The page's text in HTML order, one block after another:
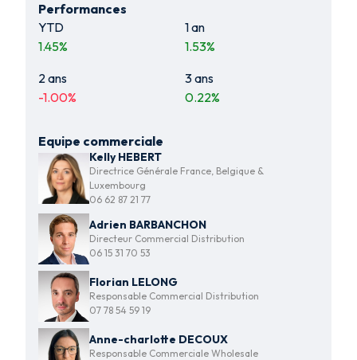
Performances
YTD
1.45%
1 an
1.53%
2 ans
-1.00%
3 ans
0.22%
Equipe commerciale
Kelly HEBERT
Directrice Générale France, Belgique &
Luxembourg
06 62 87 21 77
Adrien BARBANCHON
Directeur Commercial Distribution
06 15 31 70 53
Florian LELONG
Responsable Commercial Distribution
07 78 54 59 19
Anne-charlotte DECOUX
Responsable Commerciale Wholesale